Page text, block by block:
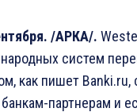
/АРКА/.
систем
как пишет Banki.ru,
банкам-партнерам и